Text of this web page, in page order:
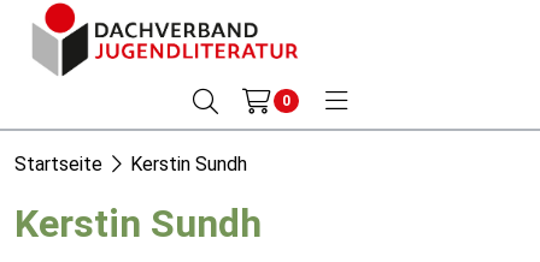
0
Startseite Kerstin Sundh
Kerstin Sundh